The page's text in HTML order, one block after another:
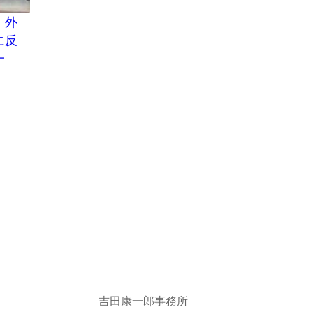
外
反
吉田康一郎事務所